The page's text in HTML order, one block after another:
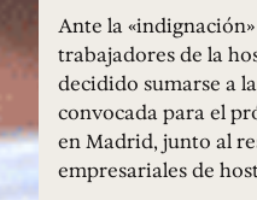
Ante la
trabajadores de la
decidido sumarse a
convocada para el
en Madrid, junto al
empresariales de